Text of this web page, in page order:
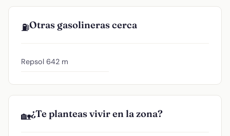
⛽Otras gasolineras cerca
Repsol 642 m
🏡¿Te planteas vivir en la zona?